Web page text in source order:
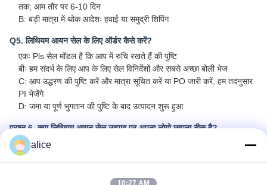
तक; आम तौर पर 6-10 दिन
B: बड़ी मात्रा में थोक आदेशः हवाई या समुद्री शिपिंग
Q5. लिथियम आयन सेल के लिए ऑर्डर कैसे करें?
एकः Pls सेल मॉडल है कि आप में रुचि रखते हैं की पुष्टि
बीः हम संदर्भ के लिए आप के लिए सेल विनिर्देशों और सबसे अच्छा बोली भेज
C: आप उद्धरण की पुष्टि करें और मात्रा सूचित करें या PO जारी करें, हम तदनुसार
PI भेजेंगे
D: जमा या पूर्ण भुगतान की पुष्टि के बाद उत्पादन शुरू हुआ
प्रश्न 6. क्या लिथियम आयन सेल उत्पाद पर अपना लोगो छापना ठीक है?
एकः हाँ. OEM का स्वागत है
Q7: क्या आप उत्पादों के लिए गारंटी प्रदान करते हैं?
alice
10:27 AM